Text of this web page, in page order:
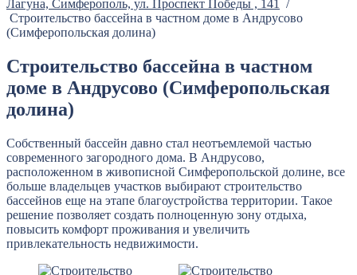
Лагуна, Cимферополь, ул. Проспект Победы , 141
/
Строительство бассейна в частном доме в Андрусово
(Симферопольская долина)
Строительство бассейна в частном
доме в Андрусово (Симферопольская
долина)
Собственный бассейн давно стал неотъемлемой частью
современного загородного дома. В Андрусово,
расположенном в живописной Симферопольской долине, все
больше владельцев участков выбирают строительство
бассейнов еще на этапе благоустройства территории. Такое
решение позволяет создать полноценную зону отдыха,
повысить комфорт проживания и увеличить
привлекательность недвижимости.